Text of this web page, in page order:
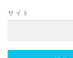
サイト